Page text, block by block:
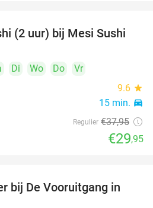
21%
(2 uur) bij Mesi Sushi
Di Wo Do
Vr
9.6 star
15 min. directions_car
Regulier €37,95
€29,95
42%
bij De Vooruitgang in